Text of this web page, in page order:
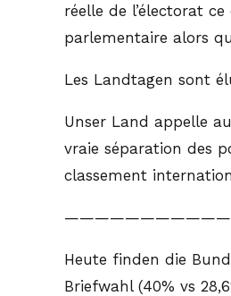
réelle de l’électorat
parlementaire alors
Les Landtagen sont
Unser Land appelle
vraie séparation des
classement
Heute finden die
Briefwahl (40% vs